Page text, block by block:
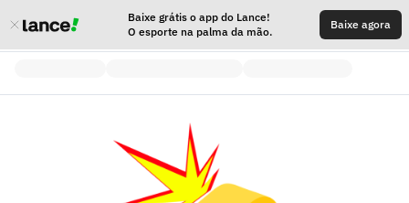
Baixe grátis o app do Lance!
O esporte na palma da mão.
Baixe agora